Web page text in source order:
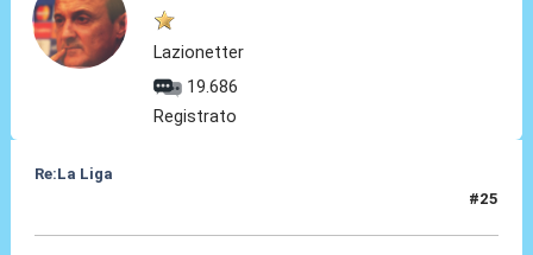
Lazionetter
19.686
Registrato
Re:La Liga
#25